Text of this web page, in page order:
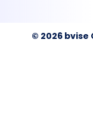
© 2026 bvise